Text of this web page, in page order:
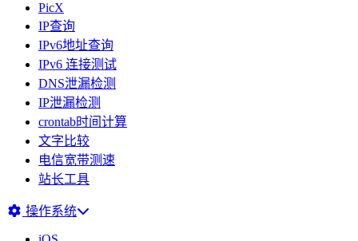
PicX
IP查询
IPv6地址查询
IPv6 连接测试
DNS泄漏检测
IP泄漏检测
crontab时间计算
文字比较
电信宽带测速
站长工具
操作系统